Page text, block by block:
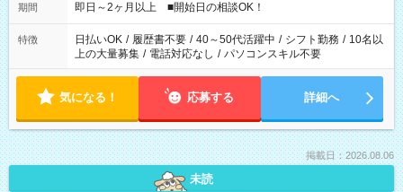
期間 即日～2ヶ月以上 ■開始日の相談OK！
特徴 日払いOK / 履歴書不要 / 40～50代活躍中 / シフト勤務 / 10名以
上の大量募集 / 電話対応なし / パソコンスキル不要
気になる！ 応募する 詳細へ
掲載日：2026.08.06
未読